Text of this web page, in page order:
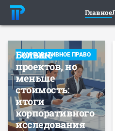
Главное
КОРПОРАТИВНОЕ ПРАВО
Больше
проектов, но
меньше
стоимость:
итоги
корпоративного
исследования